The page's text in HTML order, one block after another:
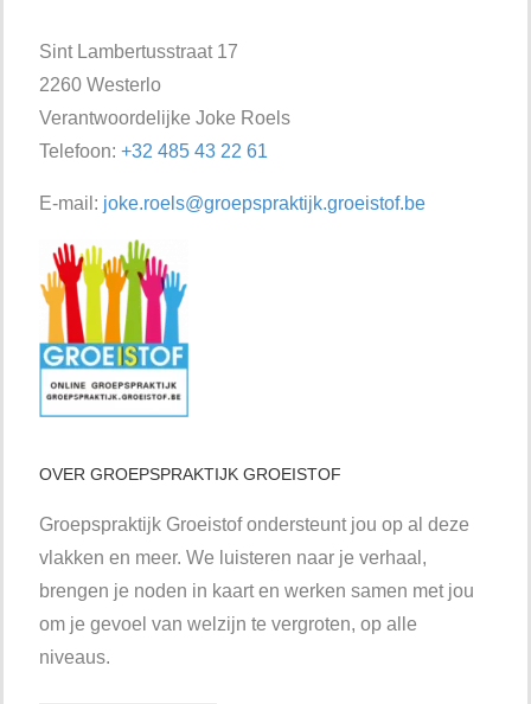
Sint Lambertusstraat 17
2260 Westerlo
Verantwoordelijke Joke Roels
Telefoon: +32 485 43 22 61
E-mail: joke.roels@groepspraktijk.groeistof.be
OVER GROEPSPRAKTIJK GROEISTOF
Groepspraktijk Groeistof ondersteunt jou op al deze
vlakken en meer. We luisteren naar je verhaal,
brengen je noden in kaart en werken samen met jou
om je gevoel van welzijn te vergroten, op alle
niveaus.